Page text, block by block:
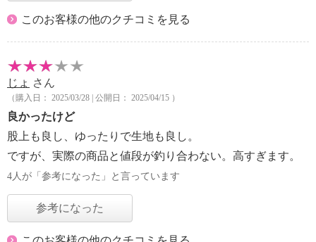
このお客様の他のクチコミを見る
じょ さん
（購入日： 2025/03/28 | 公開日： 2025/04/15 ）
良かったけど
股上も良し、ゆったりで生地も良し。
ですが、実際の商品と値段が釣り合わない。高すぎます。
4人が「参考になった」と言っています
参考になった